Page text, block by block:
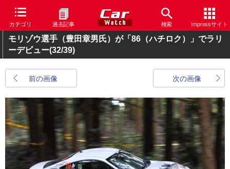
カテゴリ 過去記事 検索 Impressサイト
モリゾウ選手（豊田章男氏）が「86（ハチロク）」でラリ
ーデビュー(32/39)
前の画像 次の画像